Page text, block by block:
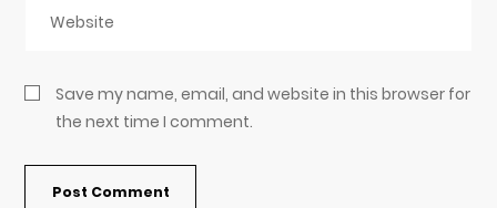
Save my name, email, and website in this browser for
the next time I comment.